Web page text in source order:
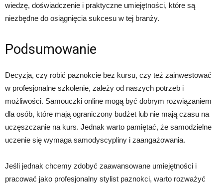
wiedzę, doświadczenie i praktyczne umiejętności, które są
niezbędne do osiągnięcia sukcesu w tej branży.
Podsumowanie
Decyzja, czy robić paznokcie bez kursu, czy też zainwestować
w profesjonalne szkolenie, zależy od naszych potrzeb i
możliwości. Samouczki online mogą być dobrym rozwiązaniem
dla osób, które mają ograniczony budżet lub nie mają czasu na
uczęszczanie na kurs. Jednak warto pamiętać, że samodzielne
uczenie się wymaga samodyscypliny i zaangażowania.
Jeśli jednak chcemy zdobyć zaawansowane umiejętności i
pracować jako profesjonalny stylist paznokci, warto rozważyć